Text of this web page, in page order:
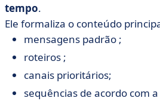
tempo.
Ele formaliza o conteúdo
mensagens padrão ;
roteiros ;
canais prioritários;
sequências de acordo com